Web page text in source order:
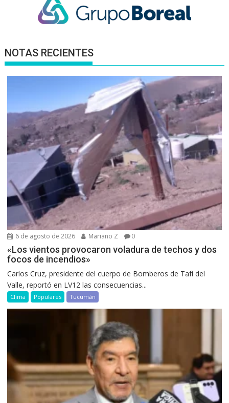
NOTAS RECIENTES
6 de agosto de 2026 Mariano Z 0
«Los vientos provocaron voladura de techos y dos
focos de incendios»
Carlos Cruz, presidente del cuerpo de Bomberos de Tafí del
Valle, reportó en LV12 las consecuencias...
Clima Populares Tucumán